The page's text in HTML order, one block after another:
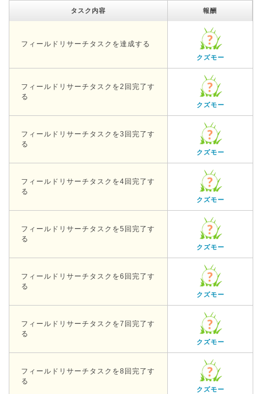
タスク内容 報酬
フィールドリサーチタスクを達成する
クズモー
フィールドリサーチタスクを2回完了す
る
クズモー
フィールドリサーチタスクを3回完了す
る
クズモー
フィールドリサーチタスクを4回完了す
る
クズモー
フィールドリサーチタスクを5回完了す
る
クズモー
フィールドリサーチタスクを6回完了す
る
クズモー
フィールドリサーチタスクを7回完了す
る
クズモー
フィールドリサーチタスクを8回完了す
る
クズモー